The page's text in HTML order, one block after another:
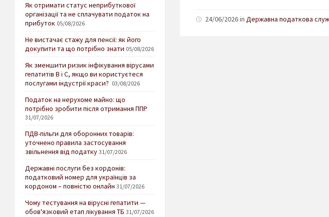
24/06/2026 in Державна податкова
Як отримати статус неприбуткової
організації та не сплачувати податок на
прибуток 05/08/2026
Не вистачає стажу для пенсії: як його
докупити та що потрібно знати 05/08/2026
Як зменшити ризик інфікування вірусами
гепатитів В і С, якщо ви користуєтеся
послугами індустрії краси? 03/08/2026
Податок на нерухоме майно: що
потрібно зробити після отримання ППР
31/07/2026
ПДВ-пільги для оборонних товарів:
уточнено правила застосування
звільнення від податку 31/07/2026
Державні послуги без кордонів:
податковий номер для українців за
кордоном – повністю онлайн 31/07/2026
Чому тестування на вірусні гепатити —
обов'язковий етап лікування ТБ 31/07/2026